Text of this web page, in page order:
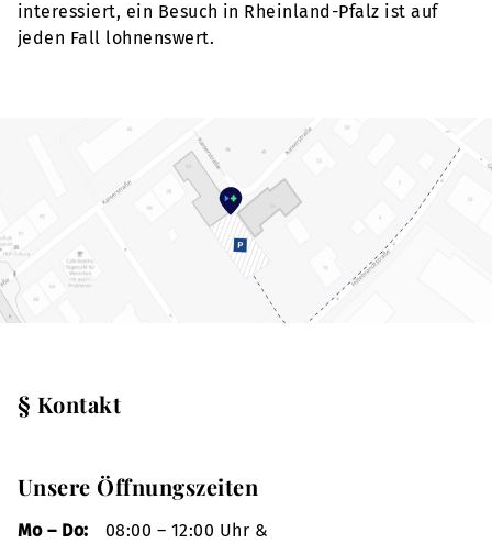
interessiert, ein Besuch in Rheinland-Pfalz ist auf
jeden Fall lohnenswert.
§ Kontakt
Unsere Öffnungszeiten
Mo – Do:
08:00 – 12:00 Uhr &